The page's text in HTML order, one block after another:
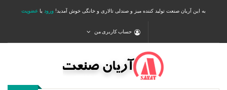
به این آریان صنعت تولید کننده میز و صندلی تالاری و خانگی خوش آمدید! ورود یا عضویت
حساب کاربری من